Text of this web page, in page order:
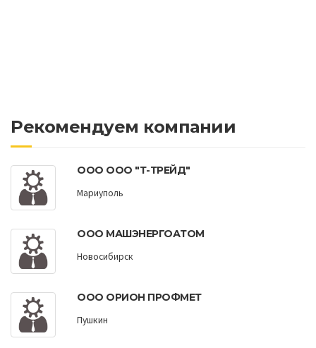
Рекомендуем компании
ООО ООО "Т-ТРЕЙД"
Мариуполь
ООО МАШЭНЕРГОАТОМ
Новосибирск
ООО ОРИОН ПРОФМЕТ
Пушкин